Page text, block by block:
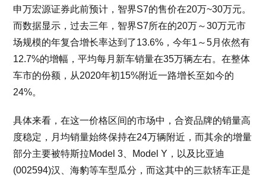
申万宏源证券此前预计，智界S7的售价在20万~30万元。
而数据显示，过去三年，智界S7所在的20万～30万元市
场规模的年复合增长率达到了13.6%，今年1～5月依然有
12.7%的增幅，平均每月新车销量在35万辆左右。在整体
车市的份额，从2020年初15%附近一路增长至如今的
24%。
具体来看，在这一价格区间的市场中，合资品牌的销量高
度稳定，月均销量始终保持在24万辆附近，而其余的增量
部分主要被特斯拉Model 3、Model Y，以及比亚迪
(002594)汉、海豹等车型瓜分，而这其中的三款轿车正是